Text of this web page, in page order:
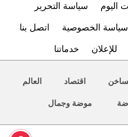
اليوم سياسة التحرير
سياسة الخصوصية اتصل بنا
للإعلان خدماتنا
اقتصاد العالم
موضة وجمال